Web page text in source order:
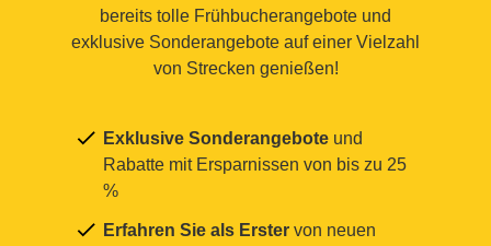
bereits tolle Frühbucherangebote und
exklusive Sonderangebote auf einer Vielzahl
von Strecken genießen!
Exklusive Sonderangebote und
Rabatte mit Ersparnissen von bis zu 25
%
Erfahren Sie als Erster von neuen